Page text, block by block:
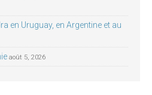
en Uruguay, en Argentine et au
août 5, 2026